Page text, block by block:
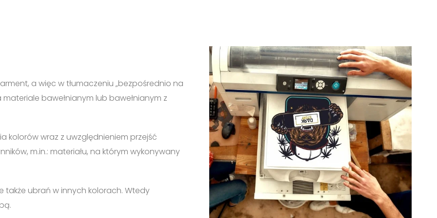
a więc w tłumaczeniu „bezpośrednio na
bawełnianym lub bawełnianym z
kolorów wraz z uwzględnieniem przejść
m.in.: materiału, na którym wykonywany
także ubrań w innych kolorach. Wtedy